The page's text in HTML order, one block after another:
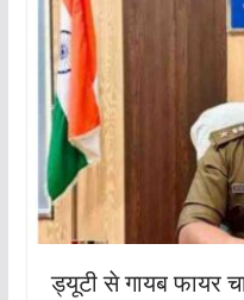
ड्यूटी से गायब फायर